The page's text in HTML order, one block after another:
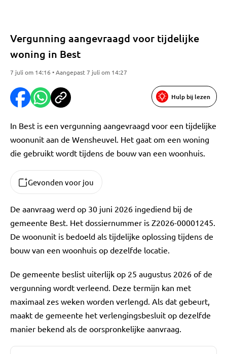
Vergunning aangevraagd voor tijdelijke
woning in Best
7 juli om 14:16 • Aangepast 7 juli om 14:27
Hulp bij lezen
In Best is een vergunning aangevraagd voor een tijdelijke
woonunit aan de Wensheuvel. Het gaat om een woning
die gebruikt wordt tijdens de bouw van een woonhuis.
Gevonden voor jou
De aanvraag werd op 30 juni 2026 ingediend bij de
gemeente Best. Het dossiernummer is Z2026-00001245.
De woonunit is bedoeld als tijdelijke oplossing tijdens de
bouw van een woonhuis op dezelfde locatie.
De gemeente beslist uiterlijk op 25 augustus 2026 of de
vergunning wordt verleend. Deze termijn kan met
maximaal zes weken worden verlengd. Als dat gebeurt,
maakt de gemeente het verlengingsbesluit op dezelfde
manier bekend als de oorspronkelijke aanvraag.